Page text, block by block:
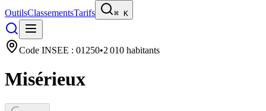
OutilsClassementsTarifs ⌘ K
Code INSEE : 01250•2 010 habitants
Misérieux